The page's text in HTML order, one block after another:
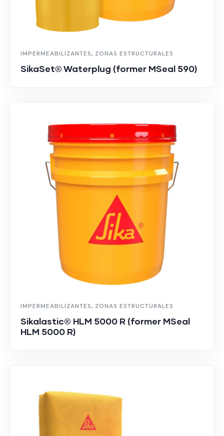
IMPERMEABILIZANTES, ZONAS ESTRUCTURALES
SikaSet® Waterplug (former MSeal 590)
IMPERMEABILIZANTES, ZONAS ESTRUCTURALES
Sikalastic® HLM 5000 R (former MSeal
HLM 5000 R)